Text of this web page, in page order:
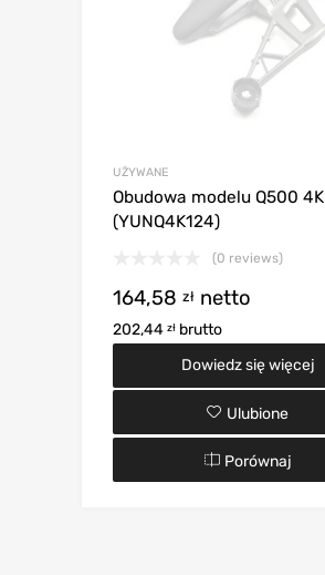
UŻYWANE
Obudowa modelu Q500 4K
(YUNQ4K124)
(0 reviews)
164,58 zł netto
202,44 zł brutto
Dowiedz się więcej
Ulubione
Porównaj